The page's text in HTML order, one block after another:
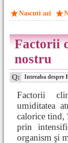
Nascuti azi
Factorii
nostru
Q: Intreaba despre
Factorii
umiditatea
calorice tind,
prin
organism şi